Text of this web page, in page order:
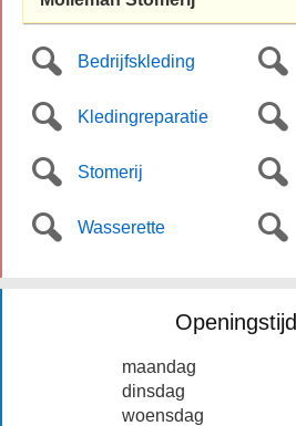
Bedrijfskleding
Kledingreparatie
Stomerij
Wasserette
maandag
dinsdag
woensdag